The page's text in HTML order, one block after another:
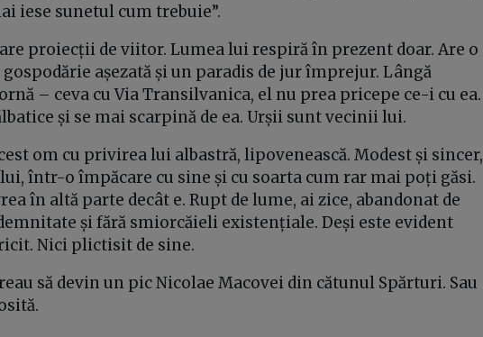
iese sunetul cum trebuie”.
proiecții de viitor. Lumea lui respiră în prezent doar. Are o
gospodărie așezată și un paradis de jur împrejur. Lângă
– ceva cu Via Transilvanica, el nu prea pricepe ce-i cu ea.
și se mai scarpină de ea. Urșii sunt vecinii lui.
om cu privirea lui albastră, lipovenească. Modest și sincer,
într-o împăcare cu sine și cu soarta cum rar mai poți găsi.
în altă parte decât e. Rupt de lume, ai zice, abandonat de
și fără smiorcăieli existențiale. Deși este evident
Nici plictisit de sine.
să devin un pic Nicolae Macovei din cătunul Spărturi. Sau